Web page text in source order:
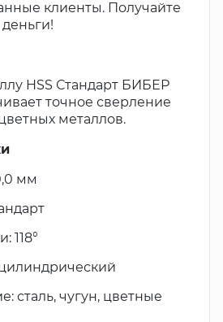
клиенты. Получайте
HSS Стандарт БИБЕР
точное сверление
металлов.
мм
118°
сталь, чугун, цветные